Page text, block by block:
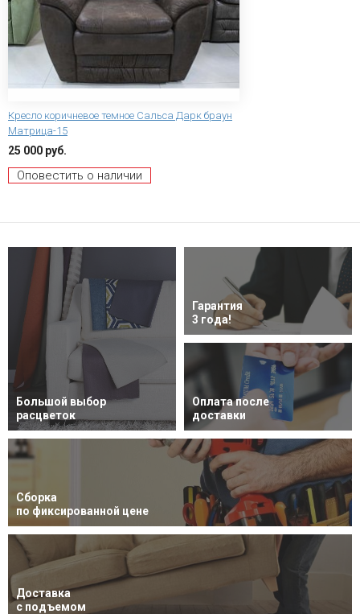
Кресло коричневое темное Сальса Дарк браун
Матрица-15
25 000 руб.
Оповестить о наличии
Большой выбор
расцветок
Гарантия
3 года!
Оплата после
доставки
Сборка
по фиксированной цене
Доставка
с подъемом